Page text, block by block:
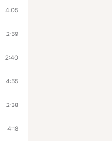
4:05
2:59
2:40
4:55
2:38
4:18